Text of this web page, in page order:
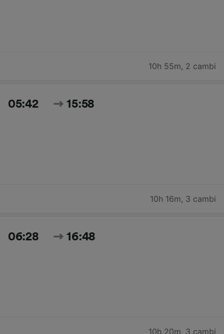
10h 55m, 2 cambi
05:42 15:58
10h 16m, 3 cambi
06:28 16:48
10h 20m, 3 cambi